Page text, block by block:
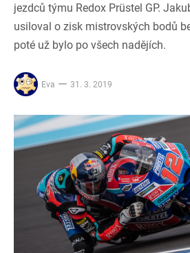
jezdců týmu Redox Prüstel GP.
usiloval o zisk mistrovských bodů
poté už bylo po všech nadějích.
Eva 31. 3. 2019